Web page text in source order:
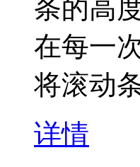
条的高
在每一
将滚动
详情